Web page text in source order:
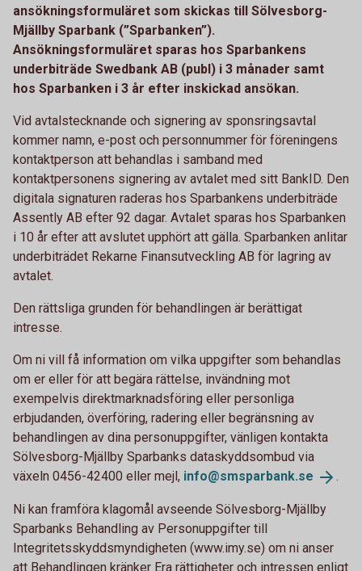
ansökningsformuläret som skickas till Sölvesborg-
Mjällby Sparbank (”Sparbanken”).
Ansökningsformuläret sparas hos Sparbankens
underbiträde Swedbank AB (publ) i 3 månader samt
hos Sparbanken i 3 år efter inskickad ansökan.
Vid avtalstecknande och signering av sponsringsavtal
kommer namn, e-post och personnummer för föreningens
kontaktperson att behandlas i samband med
kontaktpersonens signering av avtalet med sitt BankID. Den
digitala signaturen raderas hos Sparbankens underbiträde
Assently AB efter 92 dagar. Avtalet sparas hos Sparbanken
i 10 år efter att avslutet upphört att gälla. Sparbanken anlitar
underbiträdet Rekarne Finansutveckling AB för lagring av
avtalet.
Den rättsliga grunden för behandlingen är berättigat
intresse.
Om ni vill få information om vilka uppgifter som behandlas
om er eller för att begära rättelse, invändning mot
exempelvis direktmarknadsföring eller personliga
erbjudanden, överföring, radering eller begränsning av
behandlingen av dina personuppgifter, vänligen kontakta
Sölvesborg-Mjällby Sparbanks dataskyddsombud via
växeln 0456-42400 eller mejl, info@smsparbank.se .
Ni kan framföra klagomål avseende Sölvesborg-Mjällby
Sparbanks Behandling av Personuppgifter till
Integritetsskyddsmyndigheten (www.imy.se) om ni anser
att Behandlingen kränker Era rättigheter och intressen enligt